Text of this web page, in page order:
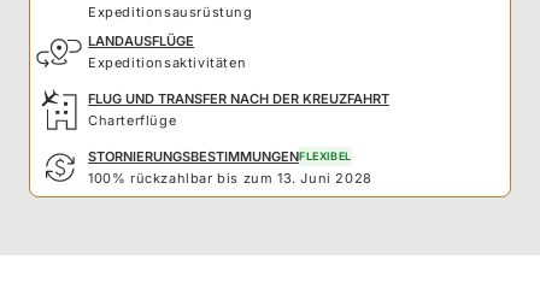
Expeditionsausrüstung
LANDAUSFLÜGE
Expeditionsaktivitäten
FLUG UND TRANSFER NACH DER KREUZFAHRT
Charterflüge
STORNIERUNGSBESTIMMUNGENFLEXIBEL
100% rückzahlbar bis zum 13. Juni 2028